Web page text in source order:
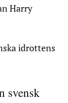
Harry
idrottens
svensk